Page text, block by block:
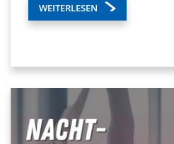
WEITERLESEN